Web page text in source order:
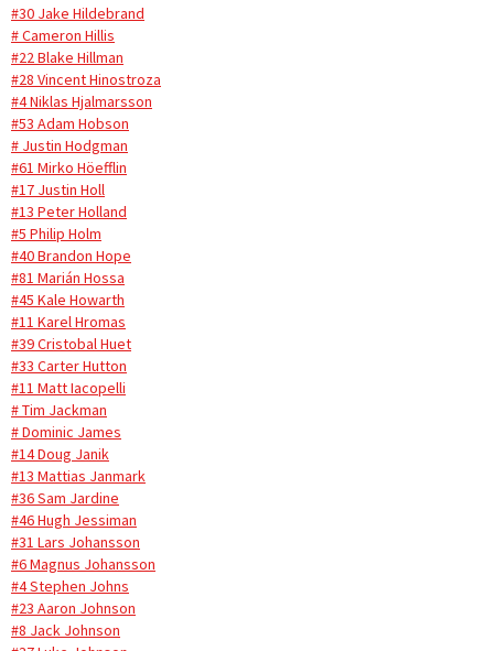
#30 Jake Hildebrand
# Cameron Hillis
#22 Blake Hillman
#28 Vincent Hinostroza
#4 Niklas Hjalmarsson
#53 Adam Hobson
# Justin Hodgman
#61 Mirko Höefflin
#17 Justin Holl
#13 Peter Holland
#5 Philip Holm
#40 Brandon Hope
#81 Marián Hossa
#45 Kale Howarth
#11 Karel Hromas
#39 Cristobal Huet
#33 Carter Hutton
#11 Matt Iacopelli
# Tim Jackman
# Dominic James
#14 Doug Janik
#13 Mattias Janmark
#36 Sam Jardine
#46 Hugh Jessiman
#31 Lars Johansson
#6 Magnus Johansson
#4 Stephen Johns
#23 Aaron Johnson
#8 Jack Johnson